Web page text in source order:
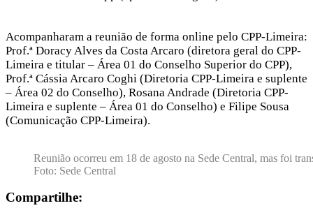
Acompanharam a reunião de forma online pelo CPP-Limeira:
Prof.ª Doracy Alves da Costa Arcaro (diretora geral do CPP-
Limeira e titular – Área 01 do Conselho Superior do CPP),
Prof.ª Cássia Arcaro Coghi (Diretoria CPP-Limeira e suplente
– Área 02 do Conselho), Rosana Andrade (Diretoria CPP-
Limeira e suplente – Área 01 do Conselho) e Filipe Sousa
(Comunicação CPP-Limeira).
Reunião ocorreu em 18 de agosto na Sede Central, mas foi
Foto: Sede Central
Compartilhe: